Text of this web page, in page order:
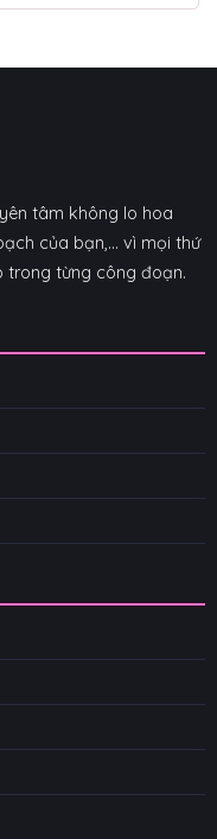
tâm không lo hoa
của bạn,... vì mọi thứ
trong từng công đoạn.